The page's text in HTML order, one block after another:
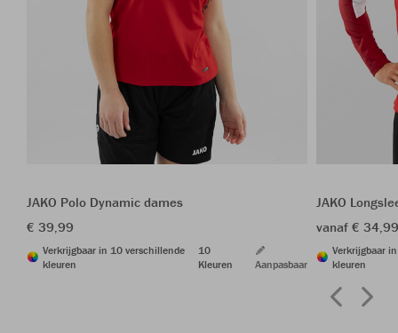
JAKO Polo Dynamic dames
€ 39,99
Verkrijgbaar in 10 verschillende
kleuren
10
Kleuren
Aanpasbaar
JAKO
vanaf €
Verkrijgbaar
kleuren